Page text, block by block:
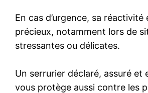
En cas d’urgence, sa
précieux, notamment lors de
stressantes ou délicates.
Un serrurier déclaré, assuré et
vous protège aussi contre les